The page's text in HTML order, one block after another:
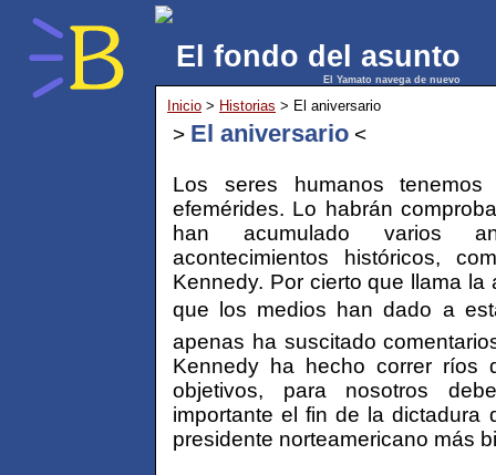
El fondo del asunto
El Yamato navega de nuevo
Inicio > Historias > El aniversario
> El aniversario <
Los seres humanos
efemérides. Lo habrán
han acumulado varios
acontecimientos históricos,
Kennedy. Por cierto que llama
que los medios han dado a
apenas ha suscitado
Kennedy ha hecho correr
objetivos, para nosotros
importante el fin de la
presidente norteamericano más